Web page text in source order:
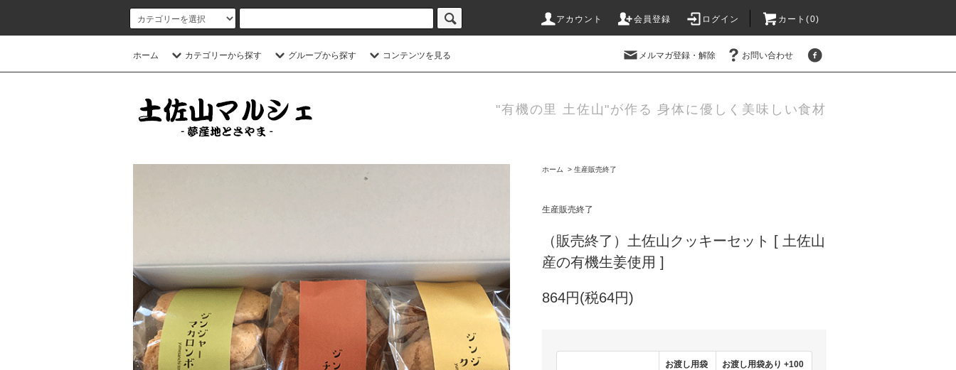
アカウント 会員登録 ログイン カート(0)
ホーム カテゴリーから探す グループから探す コンテンツを見る メルマガ登録・解除 お問い合わせ
"有機の里 土佐山"が作る 身体に優しく美味しい食材
ホーム > 生産販売終了
生産販売終了
（販売終了）土佐山クッキーセット [ 土佐山
産の有機生姜使用 ]
864円(税64円)
お渡し用袋
お渡し用袋あり +100